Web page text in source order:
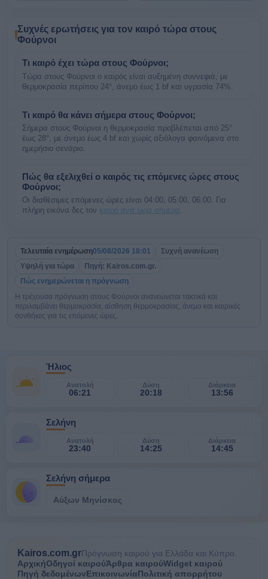
Συχνές ερωτήσεις για τον καιρό τώρα στους
Φούρνοι
Τι καιρό έχει τώρα στους Φούρνοι;
Τώρα στους Φούρνοι ο καιρός είναι αυξημένη συννεφιά, με
θερμοκρασία περίπου 24°, άνεμο έως 1 bf και υγρασία 74%.
Τι καιρό θα κάνει σήμερα στους Φούρνοι;
Σήμερα στους Φούρνοι η θερμοκρασία προβλέπεται από 25°
έως 28°, με άνεμο έως 4 bf και χωρίς αξιόλογα φαινόμενα στο
ημερήσιο σενάριο.
Πώς θα εξελιχθεί ο καιρός τις επόμενες ώρες στους
Φούρνοι;
Οι διαθέσιμες επόμενες ώρες είναι 04:00, 05:00, 06:00. Για
πλήρη εικόνα δες τον καιρό ανά ώρα σήμερα.
Τελευταία ενημέρωση05/08/2026 18:01 Συχνή ανανέωση
Υψηλή για τώρα Πηγή: Kairos.com.gr.
Πώς ενημερώνεται η πρόγνωση
Η τρέχουσα πρόγνωση στους Φούρνοι ανανεώνεται τακτικά και
περιλαμβάνει θερμοκρασία, αίσθηση θερμοκρασίας, άνεμο και καιρικές
συνθήκες για τις επόμενες ώρες.
Ήλιος
Ανατολή
06:21
Δύση
20:18
Διάρκεια
13:56
Σελήνη
Ανατολή
23:40
Δύση
14:25
Διάρκεια
14:45
Σελήνη σήμερα
Αύξων Μηνίσκος
Kairos.com.grΠρόγνωση καιρού για Ελλάδα και Κύπρο.
ΑρχικήΟδηγοί καιρούΆρθρα καιρούWidget καιρού
Πηγή δεδομένωνΕπικοινωνίαΠολιτική απορρήτου